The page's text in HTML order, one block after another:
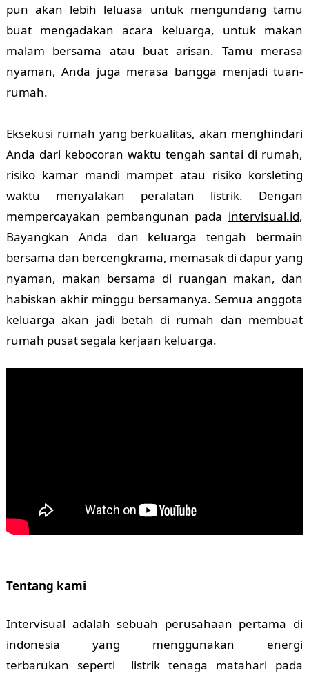
pun akan lebih leluasa untuk mengundang tamu
buat mengadakan acara keluarga, untuk makan
malam bersama atau buat arisan. Tamu merasa
nyaman, Anda juga merasa bangga menjadi tuan-
rumah.
Eksekusi rumah yang berkualitas, akan menghindari
Anda dari kebocoran waktu tengah santai di rumah,
risiko kamar mandi mampet atau risiko korsleting
waktu menyalakan peralatan listrik. Dengan
mempercayakan pembangunan pada intervisual.id,
Bayangkan Anda dan keluarga tengah bermain
bersama dan bercengkrama, memasak di dapur yang
nyaman, makan bersama di ruangan makan, dan
habiskan akhir minggu bersamanya. Semua anggota
keluarga akan jadi betah di rumah dan membuat
rumah pusat segala kerjaan keluarga.
Tentang kami
Intervisual adalah sebuah perusahaan pertama di
indonesia yang menggunakan energi
terbarukan seperti listrik tenaga matahari pada